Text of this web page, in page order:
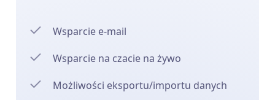
Wsparcie e-mail
Wsparcie na czacie na żywo
Możliwości eksportu/importu danych